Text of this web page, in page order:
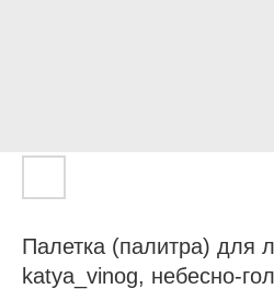
Палетка (палитра) для
katya_vinog, небесно-